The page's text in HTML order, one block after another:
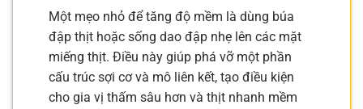
Một mẹo nhỏ để tăng độ mềm là dùng búa
đập thịt hoặc sống dao đập nhẹ lên các mặt
miếng thịt. Điều này giúp phá vỡ một phần
cấu trúc sợi cơ và mô liên kết, tạo điều kiện
cho gia vị thấm sâu hơn và thịt nhanh mềm